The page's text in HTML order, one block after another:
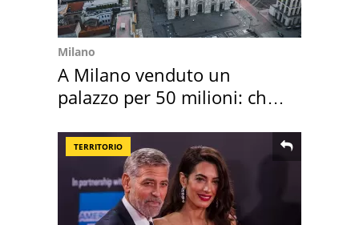
Milano
A Milano venduto un
palazzo per 50 milioni: chi
TERRITORIO